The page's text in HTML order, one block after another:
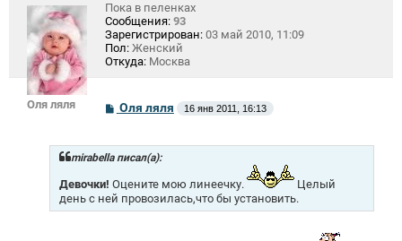
Оля ляля
Пока в пеленках
Сообщения: 93
Зарегистрирован: 03 май 2010, 11:09
Пол: Женский
Откуда: Москва
С
б
щ
н
и
е
Оля ляля 16 янв 2011, 16:13
mirabella писал(а):
Девочки! Оцените мою линеечку.
Целый
день с ней провозилась,что бы установить.